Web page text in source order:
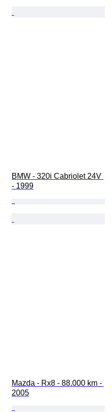
BMW - 320i Cabriolet 24V
- 1999
Mazda - Rx8 - 88.000 km -
2005